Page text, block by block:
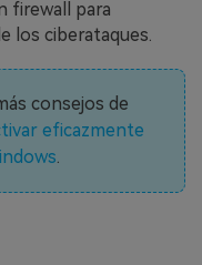
firewall para
los ciberataques.
consejos de
eficazmente
.